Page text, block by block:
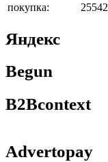
покупка:
25542
Яндекс
Begun
B2Bcontext
Advertopay